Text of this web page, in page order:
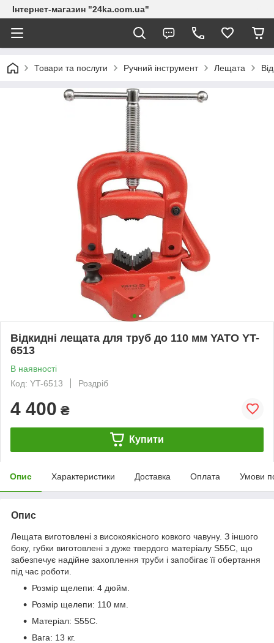
Інтернет-магазин "24ka.com.ua"
Товари та послуги Ручний інструмент Лещата
Відкидні лещата для труб до 110 мм YATO YT-
6513
В наявності
Код: YT-6513
Роздріб
4 400 ₴
Купити
Опис Характеристики Доставка Оплата Умови
Опис
Лещата виготовлені з високоякісного ковкого чавуну. З іншого
боку, губки виготовлені з дуже твердого матеріалу S55C, що
забезпечує надійне захоплення труби і запобігає її обертання
під час роботи.
Розмір щелепи: 4 дюйм.
Розмір щелепи: 110 мм.
Матеріал: S55C.
Вага: 13 кг.